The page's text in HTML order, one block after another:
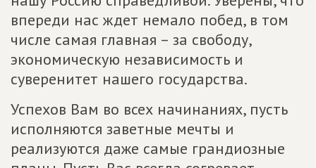
впереди нас ждет немало побед, в том
числе самая главная – за свободу,
экономическую независимость и
суверенитет нашего государства.
Успехов Вам во всех начинаниях, пусть
исполняются заветные мечты и
реализуются даже самые грандиозные